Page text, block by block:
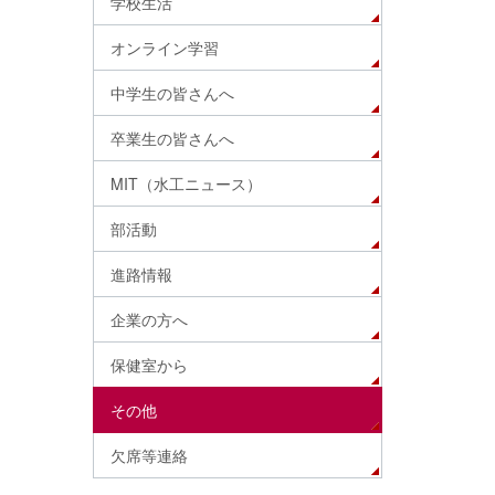
オンライン学習
中学生の皆さんへ
卒業生の皆さんへ
MIT（水工ニュース）
部活動
進路情報
企業の方へ
保健室から
その他
欠席等連絡